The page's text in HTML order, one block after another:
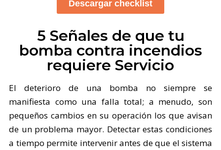
Descargar checklist
5 Señales de que tu
bomba contra incendios
requiere Servicio
El deterioro de una bomba no siempre se
manifiesta como una falla total; a menudo, son
pequeños cambios en su operación los que avisan
de un problema mayor. Detectar estas condiciones
a tiempo permite intervenir antes de que el sistema